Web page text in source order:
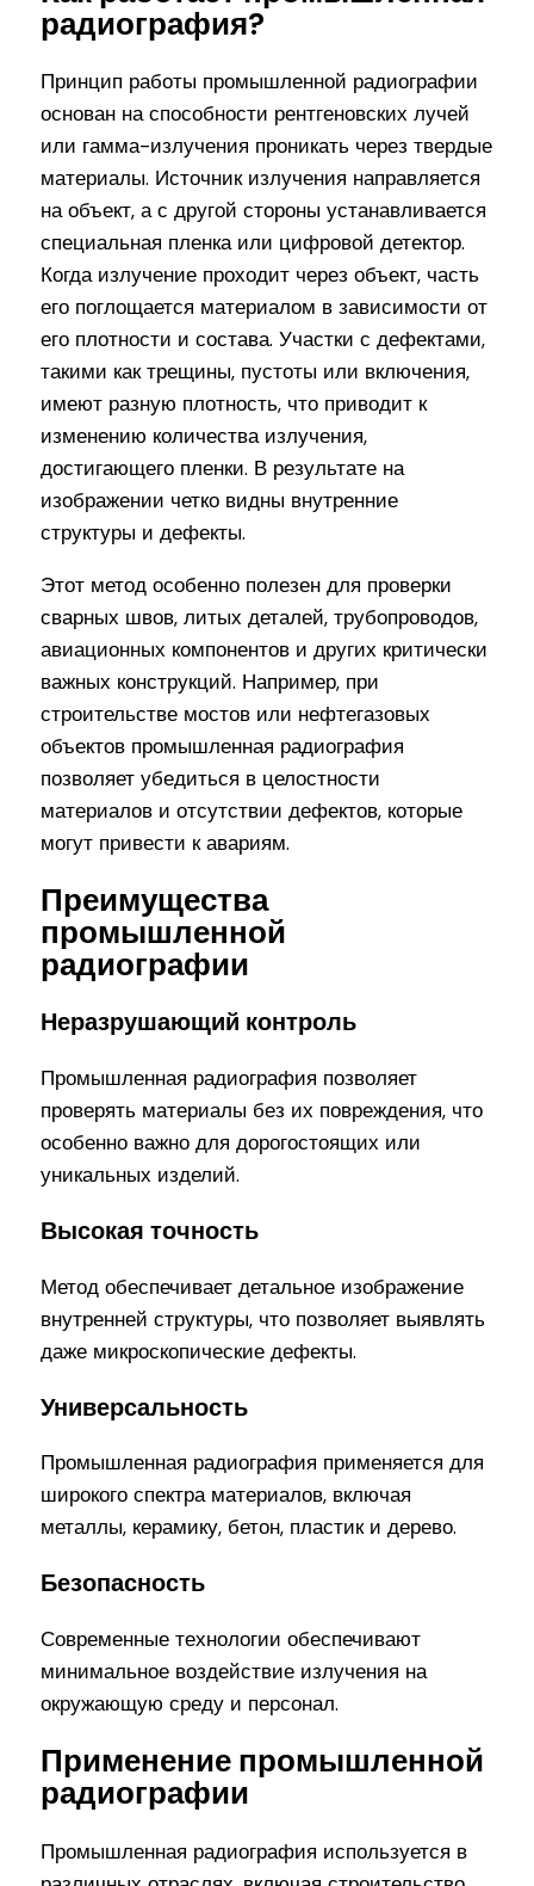
радиография?
Принцип работы промышленной радиографии
основан на способности рентгеновских лучей
или гамма-излучения проникать через твердые
материалы. Источник излучения направляется
на объект, а с другой стороны устанавливается
специальная пленка или цифровой детектор.
Когда излучение проходит через объект, часть
его поглощается материалом в зависимости от
его плотности и состава. Участки с дефектами,
такими как трещины, пустоты или включения,
имеют разную плотность, что приводит к
изменению количества излучения,
достигающего пленки. В результате на
изображении четко видны внутренние
структуры и дефекты.
Этот метод особенно полезен для проверки
сварных швов, литых деталей, трубопроводов,
авиационных компонентов и других критически
важных конструкций. Например, при
строительстве мостов или нефтегазовых
объектов промышленная радиография
позволяет убедиться в целостности
материалов и отсутствии дефектов, которые
могут привести к авариям.
Преимущества
промышленной
радиографии
Неразрушающий контроль
Промышленная радиография позволяет
проверять материалы без их повреждения, что
особенно важно для дорогостоящих или
уникальных изделий.
Высокая точность
Метод обеспечивает детальное изображение
внутренней структуры, что позволяет выявлять
даже микроскопические дефекты.
Универсальность
Промышленная радиография применяется для
широкого спектра материалов, включая
металлы, керамику, бетон, пластик и дерево.
Безопасность
Современные технологии обеспечивают
минимальное воздействие излучения на
окружающую среду и персонал.
Применение промышленной
радиографии
Промышленная радиография используется в